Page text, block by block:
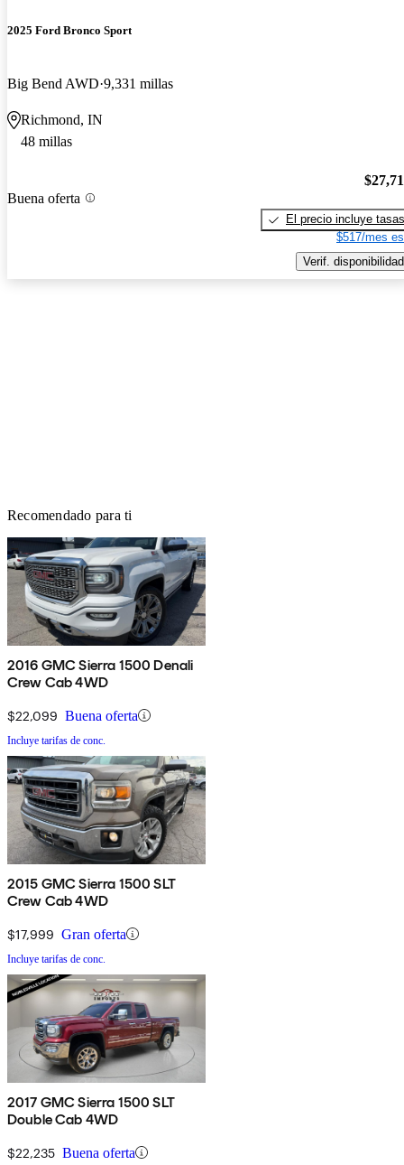
2025 Ford Bronco Sport
Big Bend AWD 9,331 millas
Richmond, IN
48 millas
Buena oferta
El precio incluye tasas
$517/mes
Verif. disponibilidad
Recomendado para ti
2016 GMC Sierra 1500 Denali
Crew Cab 4WD
$22,099 Buena oferta
Incluye tarifas de conc.
2015 GMC Sierra 1500 SLT
Crew Cab 4WD
$17,999 Gran oferta
Incluye tarifas de conc.
2017 GMC Sierra 1500 SLT
Double Cab 4WD
$22,235 Buena oferta